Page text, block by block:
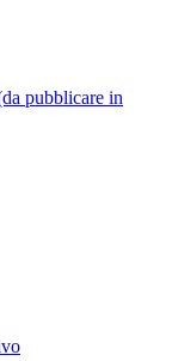
pubblicare in